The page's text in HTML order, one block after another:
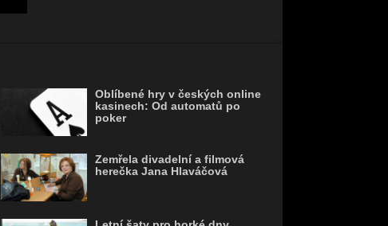
Oblíbené hry v českých online
kasinech: Od automatů po
poker
Zemřela divadelní a filmová
herečka Jana Hlaváčová